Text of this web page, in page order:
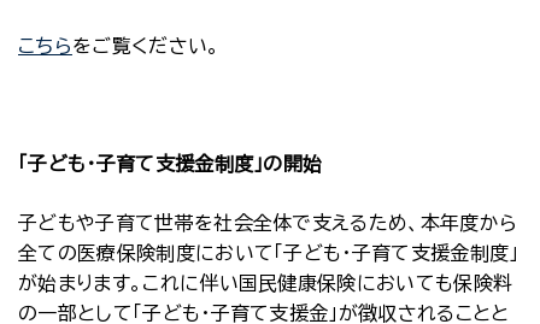
こちらをご覧ください。
「子ども・子育て支援金制度」の開始
子どもや子育て世帯を社会全体で支えるため、本年度から
全ての医療保険制度において「子ども・子育て支援金制度」
が始まります。これに伴い国民健康保険においても保険料
の一部として「子ども・子育て支援金」が徴収されることと